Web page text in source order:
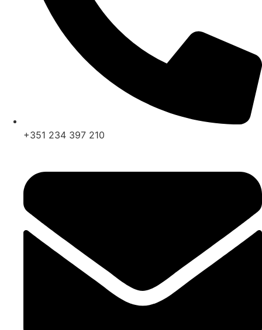
+351 234 397 210